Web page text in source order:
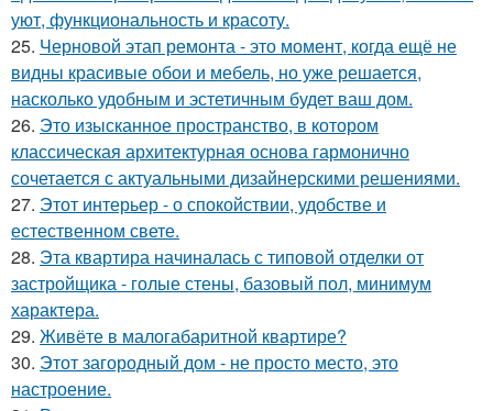
уют, функциональность и красоту.
25. Черновой этап ремонта - это момент, когда ещё не
видны красивые обои и мебель, но уже решается,
насколько удобным и эстетичным будет ваш дом.
26. Это изысканное пространство, в котором
классическая архитектурная основа гармонично
сочетается с актуальными дизайнерскими решениями.
27. Этот интерьер - о спокойствии, удобстве и
естественном свете.
28. Эта квартира начиналась с типовой отделки от
застройщика - голые стены, базовый пол, минимум
характера.
29. Живёте в малогабаритной квартире?
30. Этот загородный дом - не просто место, это
настроение.